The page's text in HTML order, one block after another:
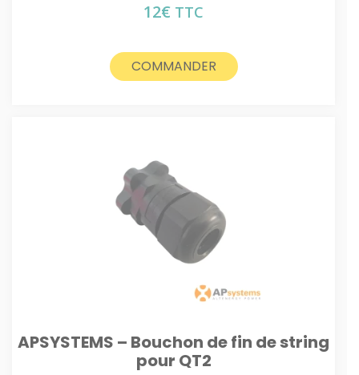
12€ TTC
COMMANDER
APSYSTEMS – Bouchon de fin de string
pour QT2